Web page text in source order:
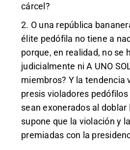
cárcel?
2. O una república
élite pedófila no tiene a
porque, en realidad, no se
judicialmente ni A UNO
miembros? Y la tendencia
presis violadores
sean exonerados al doblar
supone que la violación y
premiadas con la